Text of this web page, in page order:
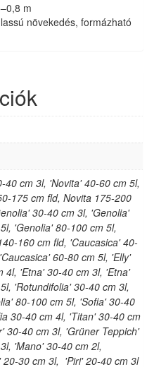
m
növekedés, formázható
40 cm 3l, 'Novita' 40-60 cm 5l,
175 cm fld, Novita 175-200
30-40 cm 3l, 'Genolia'
'Genolia' 80-100 cm 5l,
160 cm fld, 'Caucasica' 40-
60-80 cm 5l, 'Elly'
4l, 'Etna' 30-40 cm 3l, 'Etna'
'Rotundifolia' 30-40 cm 3l,
80-100 cm 5l, 'Sofia' 30-40
30-40 cm 4l, 'Titan' 30-40 cm
30-40 cm 3l, 'Grüner Teppich'
'Mano' 30-40 cm 2l,
20-30 cm 3l, 'Piri' 20-40 cm 3l